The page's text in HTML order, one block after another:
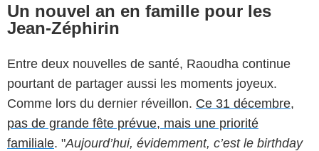
Un nouvel an en famille pour les
Jean-Zéphirin
Entre deux nouvelles de santé, Raoudha continue
pourtant de partager aussi les moments joyeux.
Comme lors du dernier réveillon. Ce 31 décembre,
pas de grande fête prévue, mais une priorité
familiale. "Aujourd’hui, évidemment, c’est le birthday